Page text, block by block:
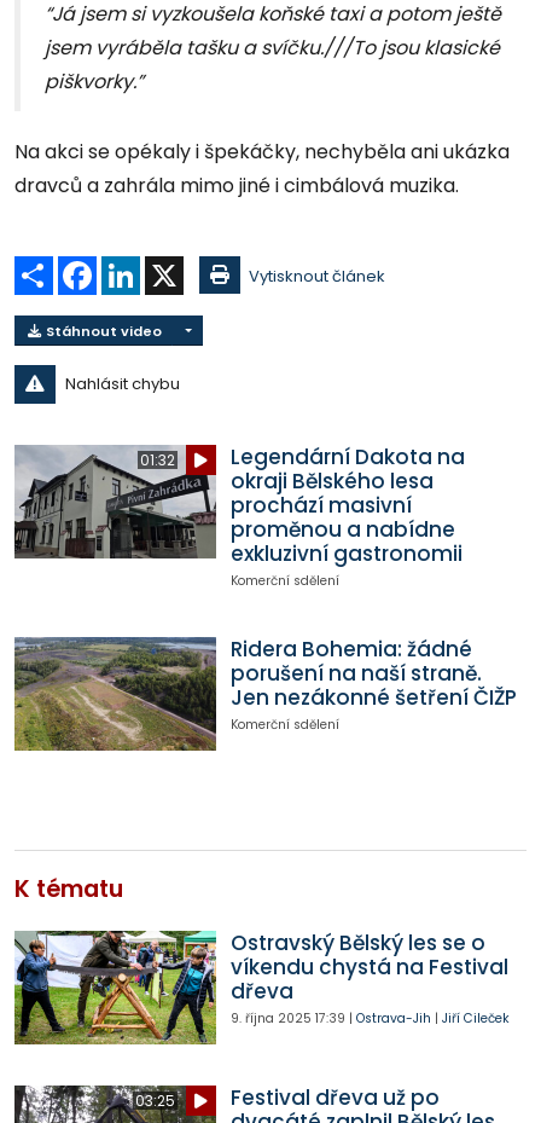
“Já jsem si vyzkoušela koňské taxi a potom ještě
jsem vyráběla tašku a svíčku.///To jsou klasické
piškvorky.”
Na akci se opékaly i špekáčky, nechyběla ani ukázka
dravců a zahrála mimo jiné i cimbálová muzika.
Sdílet Facebook
LinkedIn Vytisknout článek
Stáhnout video
Nahlásit chybu
01:32
Legendární Dakota na
okraji Bělského lesa
prochází masivní
proměnou a nabídne
exkluzivní gastronomii
Komerční sdělení
Ridera Bohemia: žádné
porušení na naší straně.
Jen nezákonné šetření ČIŽP
Komerční sdělení
K tématu
Ostravský Bělský les se o
víkendu chystá na Festival
dřeva
9. října 2025 17:39 | Ostrava-Jih | Jiří Cileček
03:25
Festival dřeva už po